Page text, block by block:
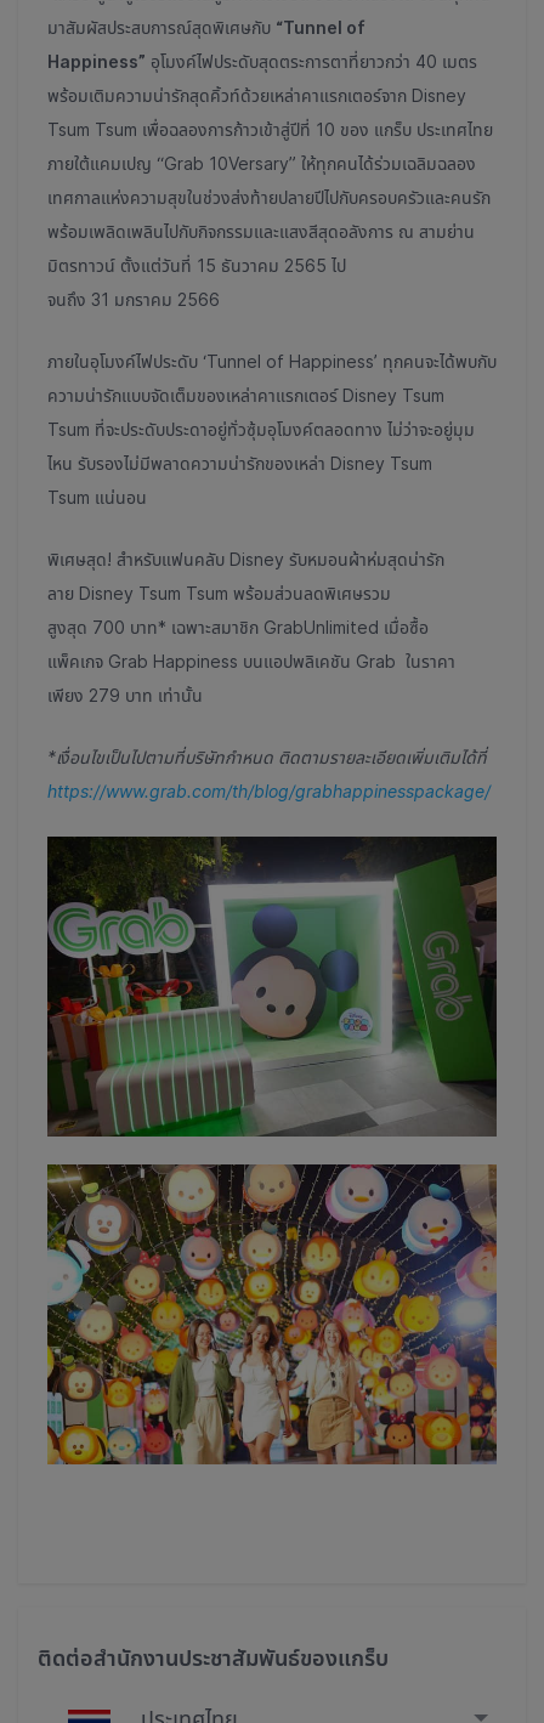
มาสัมผัสประสบการณ์สุดพิเศษกับ “Tunnel of
Happiness” อุโมงค์ไฟประดับสุดตระการตาที่ยาวกว่า 40 เมตร
พร้อมเติมความน่ารักสุดคิ้วท์ด้วยเหล่าคาแรกเตอร์จาก Disney
Tsum Tsum เพื่อฉลองการก้าวเข้าสู่ปีที่ 10 ของ แกร็บ ประเทศไทย
ภายใต้แคมเปญ “Grab 10Versary” ให้ทุกคนได้ร่วมเฉลิมฉลอง
เทศกาลแห่งความสุขในช่วงส่งท้ายปลายปีไปกับครอบครัวและคนรัก
พร้อมเพลิดเพลินไปกับกิจกรรมและแสงสีสุดอลังการ ณ สามย่าน
มิตรทาวน์ ตั้งแต่วันที่ 15 ธันวาคม 2565 ไป
จนถึง 31 มกราคม 2566
ภายในอุโมงค์ไฟประดับ ‘Tunnel of Happiness’ ทุกคนจะได้พบกับ
ความน่ารักแบบจัดเต็มของเหล่าคาแรกเตอร์ Disney Tsum
Tsum ที่จะประดับประดาอยู่ทั่วซุ้มอุโมงค์ตลอดทาง ไม่ว่าจะอยู่มุม
ไหน รับรองไม่มีพลาดความน่ารักของเหล่า Disney Tsum
Tsum แน่นอน
พิเศษสุด! สำหรับแฟนคลับ Disney รับหมอนผ้าห่มสุดน่ารัก
ลาย Disney Tsum Tsum พร้อมส่วนลดพิเศษรวม
สูงสุด 700 บาท* เฉพาะสมาชิก GrabUnlimited เมื่อซื้อ
แพ็คเกจ Grab Happiness บนแอปพลิเคชัน Grab ในราคา
เพียง 279 บาท เท่านั้น
*เงื่อนไขเป็นไปตามที่บริษัทกำหนด ติดตามรายละเอียดเพิ่มเติมได้ที่
https://www.grab.com/th/blog/grabhappinesspackage/
ติดต่อสำนักงานประชาสัมพันธ์ของแกร็บ